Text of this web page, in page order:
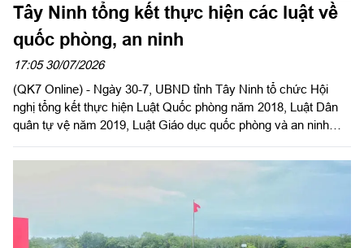
Tây Ninh tổng kết thực hiện các luật về
quốc phòng, an ninh
17:05 30/07/2026
(QK7 Online) - Ngày 30-7, UBND tỉnh Tây Ninh tổ chức Hội
nghị tổng kết thực hiện Luật Quốc phòng năm 2018, Luật Dân
quân tự vệ năm 2019, Luật Giáo dục quốc phòng và an ninh
khu 7 dự và phát biểu chỉ đạo. Đại tá Trần Đình Hưng, Phó Chỉ
UBND tỉnh chủ trì hội nghị. Dự Hội nghị có Đại tá Bùi Đăng
Ninh, Chính ủy Bộ CHQS tỉnh.